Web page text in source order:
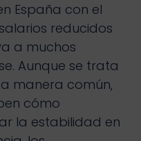
España con el
reducidos
a muchos
Aunque se trata
manera común,
cómo
la estabilidad en